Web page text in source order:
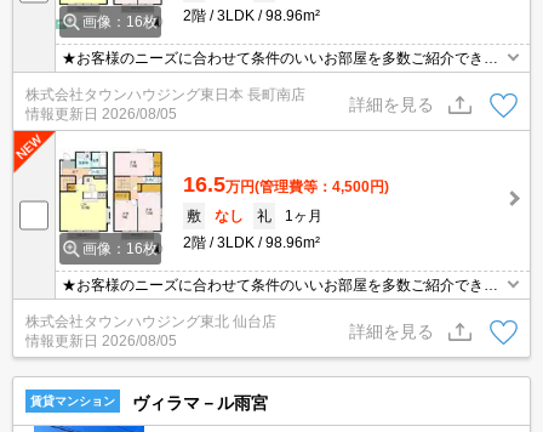
画像：16枚
2階
3LDK 98.96m²
★お客様のニーズに合わせて条件のいいお部屋を多数ご紹介できま
す★賃貸物件のお部屋探しはタウンハウジングへ
株式会社タウンハウジング東日本 長町南店
情報更新日 2026/08/05
詳細を見る
画像：16枚
16.5万円(管理費等：4,500円)
敷
なし 礼
1ヶ月
2階
3LDK 98.96m²
★お客様のニーズに合わせて条件のいいお部屋を多数ご紹介できま
す★賃貸物件のお部屋探しはタウンハウジングへ
株式会社タウンハウジング東北 仙台店
情報更新日 2026/08/05
詳細を見る
賃貸マンション ヴィラマ－ル雨宮